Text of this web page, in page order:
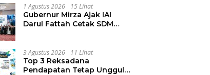
1 Agustus 2026 15 Lihat
Gubernur Mirza Ajak IAI
Darul Fattah Cetak SDM
3 Agustus 2026 11 Lihat
Top 3 Reksadana
Pendapatan Tetap Ungguli